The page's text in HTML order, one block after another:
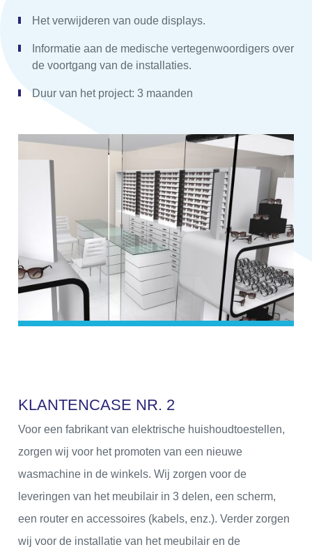
Het verwijderen van oude displays.
Informatie aan de medische vertegenwoordigers over
de voortgang van de installaties.
Duur van het project: 3 maanden
KLANTENCASE NR. 2
Voor een fabrikant van elektrische huishoudtoestellen,
zorgen wij voor het promoten van een nieuwe
wasmachine in de winkels. Wij zorgen voor de
leveringen van het meubilair in 3 delen, een scherm,
een router en accessoires (kabels, enz.). Verder zorgen
wij voor de installatie van het meubilair en de